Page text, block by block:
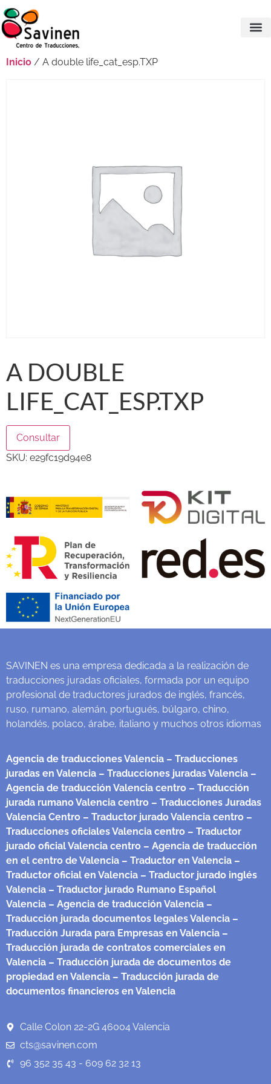
Inicio / A double life_cat_esp.TXP
A DOUBLE
LIFE_CAT_ESP.TXP
Consultar
SKU: e29fc19d94e8
SAVINEN es una empresa dedicada a la realización de
traducciones juradas oficiales, formada por un equipo
profesional de traductores jurados de inglés, francés,
ruso, rumano, alemán, portugués, búlgaro, chino,
holandés, polaco, árabe, italiano y muchos otros idiomas
Agencia de traducciones Valencia – Traducciones
juradas en Valencia – Traducciones juradas Valencia –
Agencia de traducción Valencia centro – Traducción
jurada rumano Valencia centro – Traducciones Juradas
Valencia Centro – Traductor jurado Valencia centro –
Traducciones oficiales Valencia centro – Traductor
jurado oficial Valencia centro – Agencia de traducción
en el centro de Valencia – Traductor en Valencia –
Traductor oficial en Valencia – Traductor jurado inglés
Valencia – Traductor jurado Rumano Español
Valencia – Agencia de traducción Valencia –
Traducción jurada documentos legales Valencia –
Traducción Jurada para Empresas en Valencia –
Traducción jurada de contratos comerciales en
Valencia – Traducción jurada de documentos de
propiedad en Valencia – Traducción jurada de
documentos financieros en Valencia
Calle Colon 22-2G 46004 Valencia
cts@savinen.com
96 352 35 43 - 609 62 32 13